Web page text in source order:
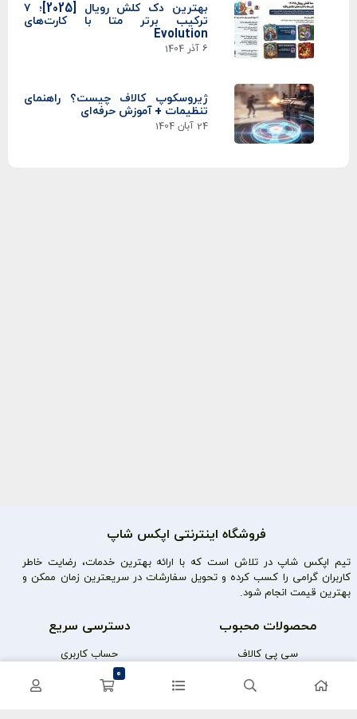
بهترین دک کلش رویال [2025]؛ ۷
ترکیب برتر متا با کارت‌های
Evolution
6 آذر 1404
ژیروسکوپ کالاف چیست؟ راهنمای
تنظیمات + آموزش حرفه‌ای
24 آبان 1404
فروشگاه اینترنتی اپکس شاپ
تیم اپکس شاپ در تلاش است که با ارائه بهترین خدمات، رضایت خاطر
کاربران گرامی را کسب کرده و تحویل سفارشات در سریعترین زمان ممکن و
بهترین قیمت انجام شود.
محصولات محبوب
سی پی کالاف
کریستال گنشین
دسترسی سریع
حساب کاربری
سفارشات
0